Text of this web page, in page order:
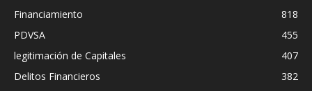
Financiamiento
818
PDVSA
455
legitimación de Capitales
407
Delitos Financieros
382